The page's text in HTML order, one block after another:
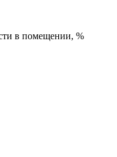
в помещении, %